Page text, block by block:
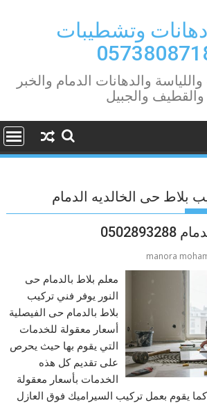
وتشطيبات
والدهانات الدمام والخبر
والقطيف والجبيل
بلاط حى الخالديه الدمام
manora
معلم بلاط بالدمام حى
النور يوفر فني تركيب
بلاط بالدمام حى الفيصلية
أسعار معقولة للخدمات
التي يقوم بها حيث يحرص
على تقديم كل هذه
الخدمات بأسعار معقولة
كما يقوم بعمل تركيب السيراميك فوق العازل